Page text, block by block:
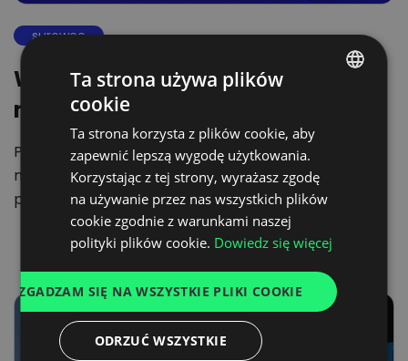
surowce
Wpływ gospodarki niemieckiej
na łańcuch dostaw
Pogorszenie wyników niemieckiej gospodarki będzie
miało swoje konsekwencje dla łańcuchów dostaw i
producentów z krajów rozwijających się.
ENGLISH
UKRAINIAN
FRENCH
Ta strona używa plików
cookie
Ta strona korzysta z plików cookie, aby
zapewnić lepszą wygodę użytkowania.
Korzystając z tej strony, wyrażasz zgodę
na używanie przez nas wszystkich plików
cookie zgodnie z warunkami naszej
polityki plików cookie. Dowiedz się więcej
ZGADZAM SIĘ NA WSZYSTKIE PLIKI COOKIE
ODRZUĆ WSZYSTKIE